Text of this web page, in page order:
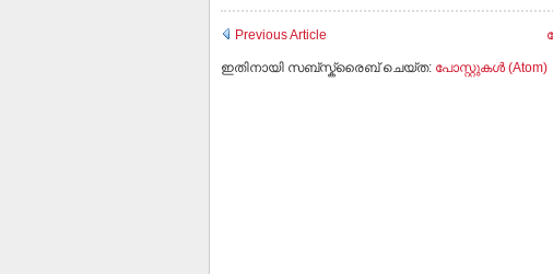
Previous Article
ഇതിനായി സബ്‌സ്ക്രൈബ് ചെയ്ത: പോസ്റ്റുകള്‍ (Atom)